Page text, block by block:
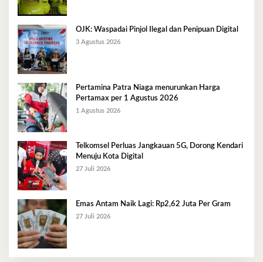
OJK: Waspadai Pinjol Ilegal dan Penipuan Digital
3 Agustus 2026
Pertamina Patra Niaga menurunkan Harga
Pertamax per 1 Agustus 2026
1 Agustus 2026
Telkomsel Perluas Jangkauan 5G, Dorong Kendari
Menuju Kota Digital
27 Juli 2026
Emas Antam Naik Lagi: Rp2,62 Juta Per Gram
27 Juli 2026